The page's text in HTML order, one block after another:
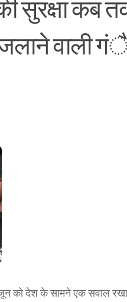
सुरक्षा कब
जलाने वाली
को देश के सामने एक सवाल